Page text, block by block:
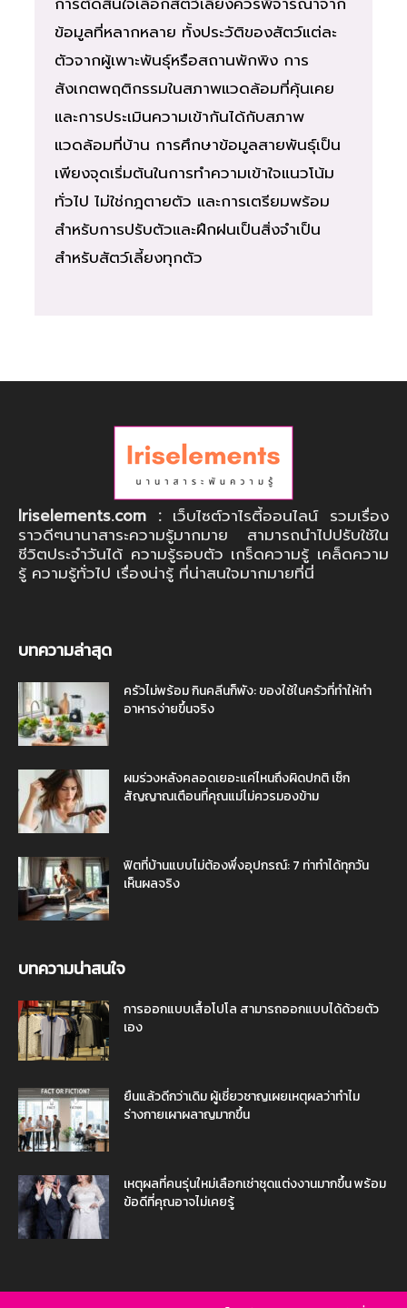
ข้อมูลที่หลากหลาย ทั้งประวัติของสัตว์แต่ละ
ตัวจากผู้เพาะพันธุ์หรือสถานพักพิง การ
สังเกตพฤติกรรมในสภาพแวดล้อมที่คุ้นเคย
และการประเมินความเข้ากันได้กับสภาพ
แวดล้อมที่บ้าน การศึกษาข้อมูลสายพันธุ์เป็น
เพียงจุดเริ่มต้นในการทำความเข้าใจแนวโน้ม
ทั่วไป ไม่ใช่กฎตายตัว และการเตรียมพร้อม
สำหรับการปรับตัวและฝึกฝนเป็นสิ่งจำเป็น
สำหรับสัตว์เลี้ยงทุกตัว
Iriselements.com : เว็บไซต์วาไรตี้ออนไลน์ รวมเรื่อง
ราวดีๆนานาสาระความรู้มากมาย สามารถนำไปปรับใช้ใน
ชีวิตประจำวันได้ ความรู้รอบตัว เกร็ดความรู้ เคล็ดความ
รู้ ความรู้ทั่วไป เรื่องน่ารู้ ที่น่าสนใจมากมายที่นี่
บทความล่าสุด
ครัวไม่พร้อม กินคลีนก็พัง: ของใช้ในครัวที่ทำให้ทำ
อาหารง่ายขึ้นจริง
ผมร่วงหลังคลอดเยอะแค่ไหนถึงผิดปกติ เช็ก
สัญญาณเตือนที่คุณแม่ไม่ควรมองข้าม
ฟิตที่บ้านแบบไม่ต้องพึ่งอุปกรณ์: 7 ท่าทำได้ทุกวัน
เห็นผลจริง
บทความน่าสนใจ
การออกแบบเสื้อโปโล สามารถออกแบบได้ด้วยตัว
เอง
ยืนแล้วดีกว่าเดิม ผู้เชี่ยวชาญเผยเหตุผลว่าทำไม
ร่างกายเผาผลาญมากขึ้น
เหตุผลที่คนรุ่นใหม่เลือกเช่าชุดแต่งงานมากขึ้น พร้อม
ข้อดีที่คุณอาจไม่เคยรู้